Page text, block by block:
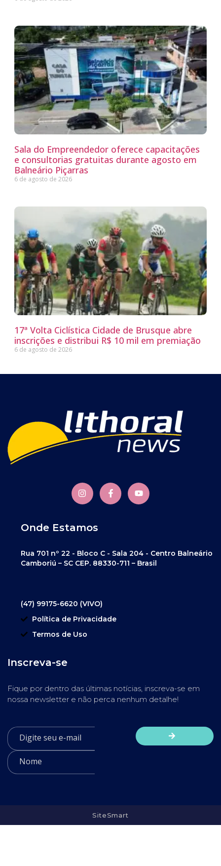
Sala do Empreendedor oferece capacitações
e consultorias gratuitas durante agosto em
Balneário Piçarras
6 de agosto de 2026
17ª Volta Ciclística Cidade de Brusque abre
inscrições e distribui R$ 10 mil em premiação
6 de agosto de 2026
Onde Estamos
Rua 701 nº 22 - Bloco C - Sala 204 - Centro Balneário
Camboriú – SC CEP. 88330-711 – Brasil
(47) 99175-6620 (VIVO)
Política de Privacidade
Termos de Uso
Inscreva-se
Fique por dentro das últimas notícias, inscreva-se em
nossa newsletter e não perca nenhum detalhe!
SiteSmart